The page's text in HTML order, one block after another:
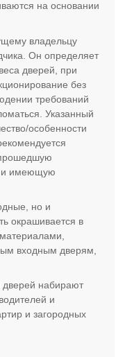
на основании
владельцу
Он определяет
дверей, при
без
требований
Указанный
особенности
и имеющую
но и
окрашивается в
входным дверям,
дверей набирают
и
и загородных